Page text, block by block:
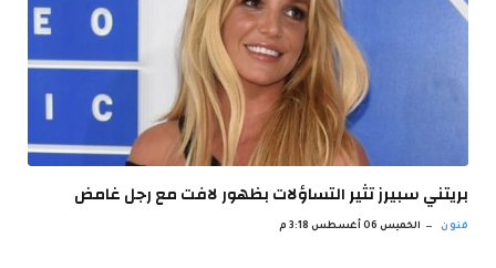
بريتني سبيرز تثير التساؤلات بظهور لافت مع رجل غامض
فنون الخميس 06 أغسطس 3:18 م